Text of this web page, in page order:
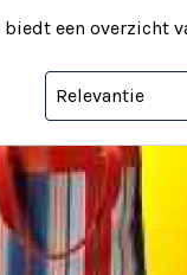
een overzicht